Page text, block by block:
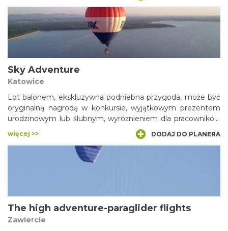
Sky Adventure
Katowice
Lot balonem, ekskluzywna podniebna przygoda, może być
oryginalną nagrodą w konkursie, wyjątkowym prezentem
urodzinowym lub ślubnym, wyróżnieniem dla pracowników
lub gości firmy, a także wielką atrakcją podczas spotkań
integracyjno-szkoleniowych. To wspaniała i bardzo
bezpieczna rozrywka, z której korzystać bez obaw mogą
praktycznie wszyscy w wieku od 8 do 108 lat!
więcej >> DODAJ DO PLANERA
The high adventure-paraglider flights
Zawiercie